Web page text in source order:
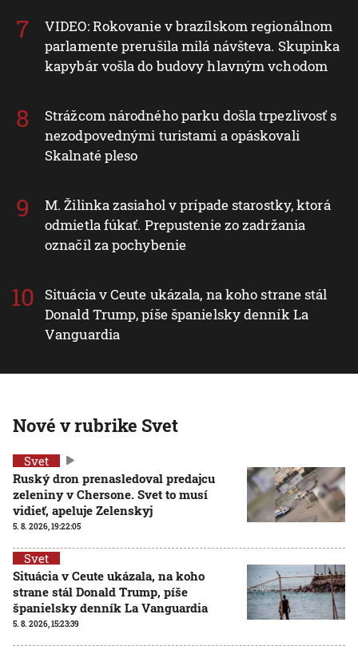
VIDEO: Rokovanie v brazílskom regionálnom
parlamente prerušila milá návšteva. Skupinka
kapybár vošla do budovy hlavným vchodom
Strážcom národného parku došla trpezlivosť s
nezodpovednými turistami a opáskovali
Skalnaté pleso
M. Žilinka zasiahol v prípade starostky, ktorá
odmietla fúkať. Prepustenie zo zadržania
označil za pochybenie
Situácia v Ceute ukázala, na koho strane stál
Donald Trump, píše španielsky denník La
Vanguardia
Nové v rubrike Svet
Svet
Ruský dron prenasledoval predajcu
zeleniny v Chersone. Svet to musí
vidieť, apeluje Zelenskyj
5. 8. 2026, 19:22:05
Svet
Situácia v Ceute ukázala, na koho
strane stál Donald Trump, píše
španielsky denník La Vanguardia
5. 8. 2026, 15:23:39